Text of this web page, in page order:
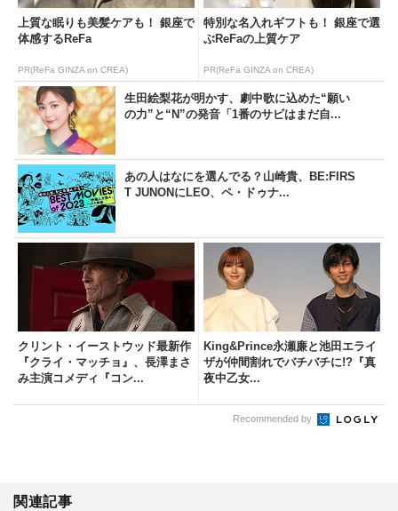
上質な眠りも美髪ケアも！ 銀座で
体感するReFa
PR(ReFa GINZA on CREA)
特別な名入れギフトも！ 銀座で選
ぶReFaの上質ケア
PR(ReFa GINZA on CREA)
生田絵梨花が明かす、劇中歌に込めた“願い
の力”と“N”の発音「1番のサビはまだ自...
あの人はなにを選んでる？山崎貴、BE:FIRS
T JUNONにLEO、ペ・ドゥナ...
クリント・イーストウッド最新作
『クライ・マッチョ』、長澤まさ
み主演コメディ『コン...
King&Prince永瀬廉と池田エライ
ザが仲間割れでバチバチに!?『真
夜中乙女...
Recommended by
関連記事